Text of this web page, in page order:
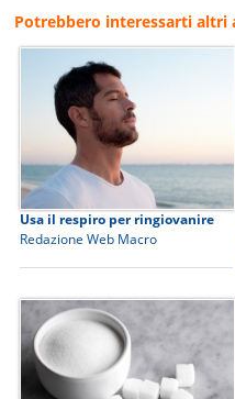
Potrebbero interessarti altri
Usa il respiro per ringiovanire
Redazione Web Macro